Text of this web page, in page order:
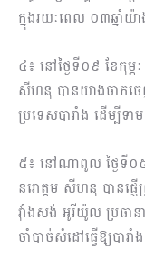
ក្នុងរយៈពេល ០៣ឆ្នាំ
៤៖ នៅថ្ងៃទី០៩ ខែកុម្ភ
សីហនុ បានយាងចាកចេ
ប្រទេសបារាំង ដើម្បីទា
៥៖ នៅណាពូល ថ្ងៃទី០៥
នរោត្តម សីហនុ បានផ្ញ
វ៉ាំងសង់ អូរីយ៉ូល ប្រធាន
ចាំបាច់សំដៅធ្វើឱ្យបារ